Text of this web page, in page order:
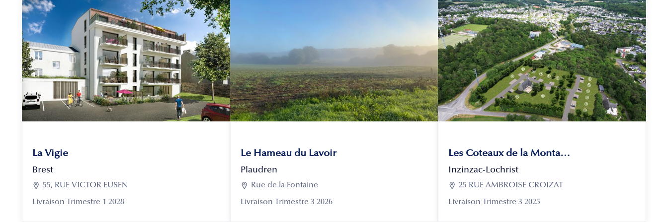
La Vigie
Brest
 55, RUE VICTOR EUSEN
Livraison Trimestre 1 2028
Le Hameau du Lavoir
Plaudren
 Rue de la Fontaine
Livraison Trimestre 3 2026
Les Coteaux de la Montagne
Inzinzac-Lochrist
 25 RUE AMBROISE CROIZAT
Livraison Trimestre 3 2025